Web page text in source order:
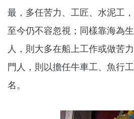
最，多任苦力、工匠、水泥工
至今仍不容忽視；同樣靠海為
人，則大多在船上工作或做苦
門人，則以擔任牛車工、魚行
名。